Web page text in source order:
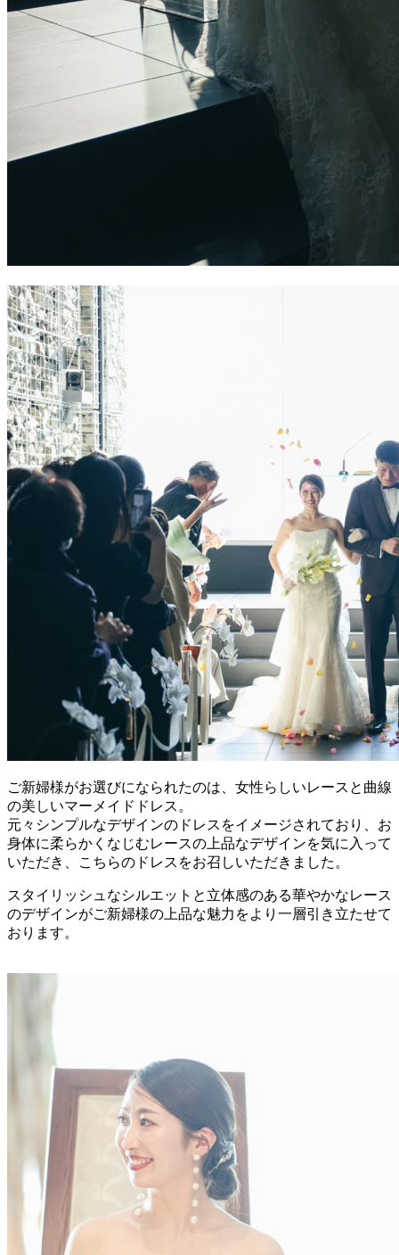
ご新婦様がお選びになられたのは、女性らしいレースと曲線
の美しいマーメイドドレス。
元々シンプルなデザインのドレスをイメージされており、お
身体に柔らかくなじむレースの上品なデザインを気に入って
いただき、こちらのドレスをお召しいただきました。
スタイリッシュなシルエットと立体感のある華やかなレース
のデザインがご新婦様の上品な魅力をより一層引き立たせて
おります。